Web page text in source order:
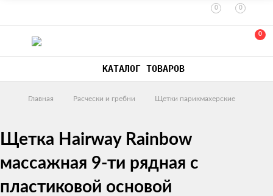
0 0
0
КАТАЛОГ ТОВАРОВ
Главная Расчески и гребни Щетки парикмахерские
Щетка Hairway Rainbow
массажная 9-ти рядная с
пластиковой основой